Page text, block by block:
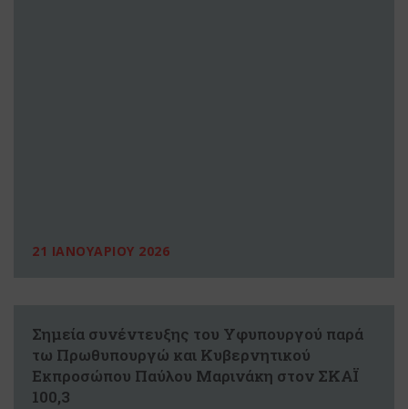
21 ΙΑΝΟΥΑΡΙΟΥ 2026
Σημεία συνέντευξης του Υφυπουργού παρά
τω Πρωθυπουργώ και Κυβερνητικού
Εκπροσώπου Παύλου Μαρινάκη στον ΣΚΑΪ
100,3